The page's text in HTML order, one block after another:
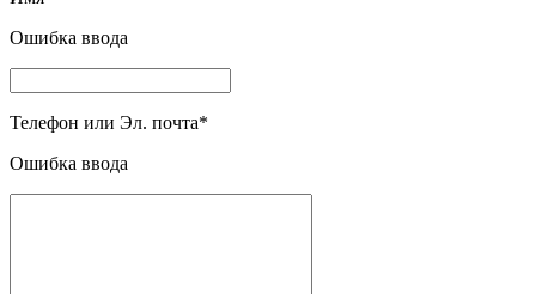
Ошибка ввода
Телефон или Эл. почта*
Ошибка ввода